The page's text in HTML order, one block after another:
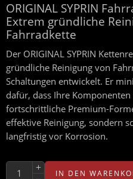
ORIGINAL SYPRIN
Extrem gründliche
Fahrradkette
Der ORIGINAL SYPRIN
gründliche Reinigung von
Schaltungen entwickelt. Er
dafür, dass Ihre
fortschrittliche Premium-
effektive Reinigung, sondern
langfristig vor Korrosion.
IN DEN